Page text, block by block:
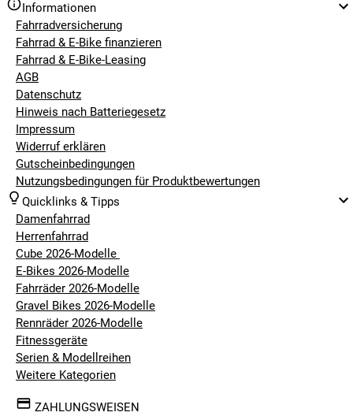
Informationen
Fahrradversicherung
Fahrrad & E-Bike finanzieren
Fahrrad & E-Bike-Leasing
AGB
Datenschutz
Hinweis nach Batteriegesetz
Impressum
Widerruf erklären
Gutscheinbedingungen
Nutzungsbedingungen für Produktbewertungen
Quicklinks & Tipps
Damenfahrrad
Herrenfahrrad
Cube 2026-Modelle
E-Bikes 2026-Modelle
Fahrräder 2026-Modelle
Gravel Bikes 2026-Modelle
Rennräder 2026-Modelle
Fitnessgeräte
Serien & Modellreihen
Weitere Kategorien
ZAHLUNGSWEISEN